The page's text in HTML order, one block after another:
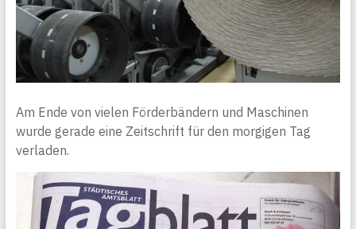
Am Ende von vielen Förderbändern und Maschinen
wurde gerade eine Zeitschrift für den morgigen Tag
verladen.